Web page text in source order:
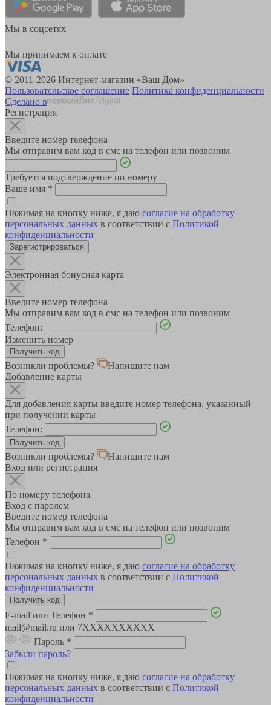
Мы в соцсетях
Мы принимаем к оплате
© 2011-2026 Интернет-магазин «Ваш Дом»
Пользовательское соглашение Политика конфиденциальности
Сделано в
Регистрация
Введите номер телефона
Мы отправим вам код в смс на телефон или позвоним
Требуется подтверждение по номеру
Ваше имя *
Нажимая на кнопку ниже, я даю согласие на обработку
персональных данных в соответствии с Политикой
конфиденциальности
Зарегистрироваться
Электронная бонусная карта
Введите номер телефона
Мы отправим вам код в смс на телефон или позвоним
Телефон:
Изменить номер
Возникли проблемы?
Напишите нам
Добавление карты
Для добавления карты введите номер телефона, указанный
при получении карты
Телефон:
Возникли проблемы?
Напишите нам
Вход или регистрация
По номеру телефона
Вход с паролем
Введите номер телефона
Мы отправим вам код в смс на телефон или позвоним
Телефон *
Нажимая на кнопку ниже, я даю согласие на обработку
персональных данных в соответствии с Политикой
конфиденциальности
E-mail или Телефон *
mail@mail.ru или 7XXXXXXXXXX
Пароль *
Забыли пароль?
Нажимая на кнопку ниже, я даю согласие на обработку
персональных данных в соответствии с Политикой
конфиденциальности